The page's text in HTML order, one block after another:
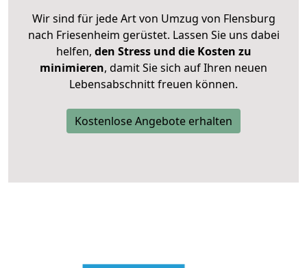
Wir sind für jede Art von Umzug von Flensburg
nach Friesenheim gerüstet. Lassen Sie uns dabei
helfen, den Stress und die Kosten zu
minimieren, damit Sie sich auf Ihren neuen
Lebensabschnitt freuen können.
Kostenlose Angebote erhalten